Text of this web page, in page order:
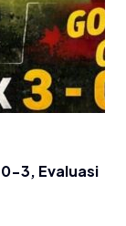
3, Evaluasi